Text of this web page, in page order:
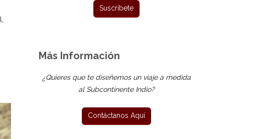
Más Información
¿Quieres que te diseñemos un viaje a medida
al Subcontinente Indio?